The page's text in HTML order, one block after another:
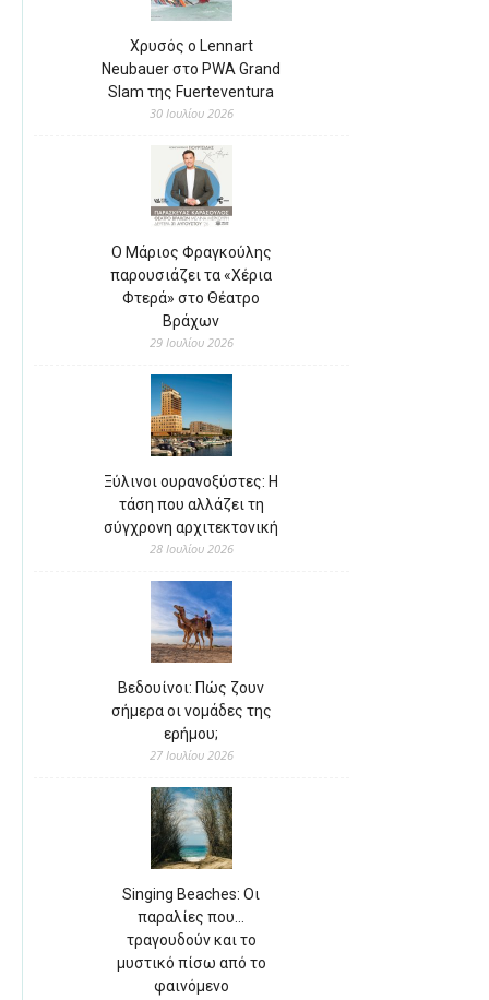
Χρυσός ο Lennart
Neubauer στο PWA Grand
Slam της Fuerteventura
30 Ιουλίου 2026
Ο Μάριος Φραγκούλης
παρουσιάζει τα «Χέρια
Φτερά» στο Θέατρο
Βράχων
29 Ιουλίου 2026
Ξύλινοι ουρανοξύστες: Η
τάση που αλλάζει τη
σύγχρονη αρχιτεκτονική
28 Ιουλίου 2026
Βεδουίνοι: Πώς ζουν
σήμερα οι νομάδες της
ερήμου;
27 Ιουλίου 2026
Singing Beaches: Οι
παραλίες που…
τραγουδούν και το
μυστικό πίσω από το
φαινόμενο